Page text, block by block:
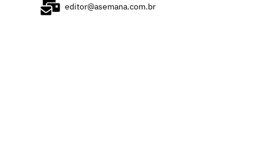
editor@asemana.com.br